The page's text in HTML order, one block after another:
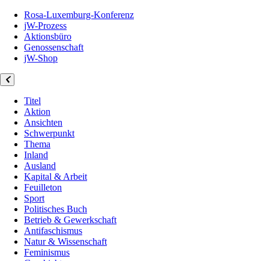
Rosa-Luxemburg-Konferenz
jW-Prozess
Aktionsbüro
Genossenschaft
jW-Shop
Titel
Aktion
Ansichten
Schwerpunkt
Thema
Inland
Ausland
Kapital & Arbeit
Feuilleton
Sport
Politisches Buch
Betrieb & Gewerkschaft
Antifaschismus
Natur & Wissenschaft
Feminismus